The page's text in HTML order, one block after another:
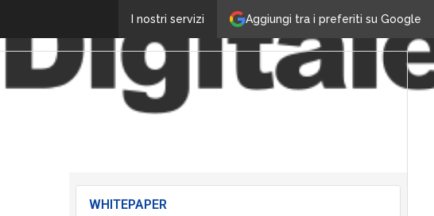
Aggiungi tra i preferiti su Google
I nostri servizi
WHITEPAPER